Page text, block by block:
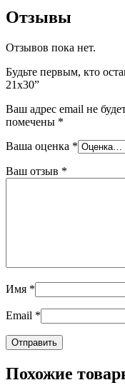
Отзывы
Отзывов пока нет.
Будьте первым, кто
21х30”
Ваш адрес email не
помечены *
Ваша оценка *
Ваш отзыв *
Имя *
Email *
Похожие